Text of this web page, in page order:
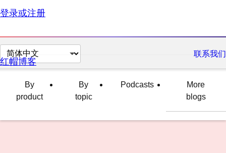
登录或注册
切
换
言
联系我们
红帽博客
By
product
By
topic
Podcasts
More
blogs